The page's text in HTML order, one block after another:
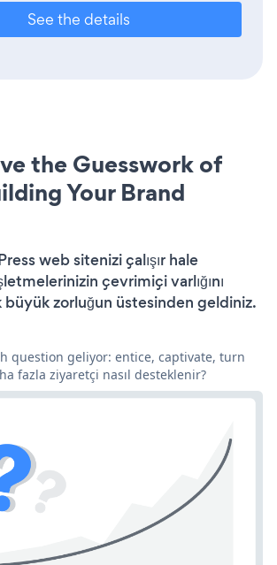
See the details
the Guesswork of
Your Brand
web sitenizi çalışır hale
çevrimiçi varlığını
zorluğun üstesinden geldiniz.
question geliyor: entice, captivate, turn
fazla ziyaretçi nasıl desteklenir?